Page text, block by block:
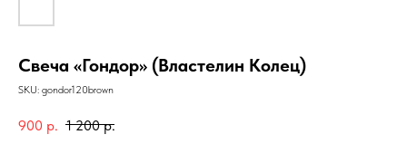
Свеча «Гондор» (Властелин Колец)
SKU: gondor120brown
900 р. 1 200 р.